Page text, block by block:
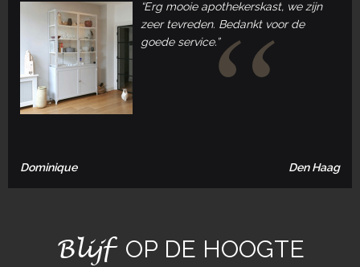
“Erg mooie apothekerskast, we zijn
zeer tevreden. Bedankt voor de
goede service.”
Dominique Den Haag
Blijf OP DE HOOGTE